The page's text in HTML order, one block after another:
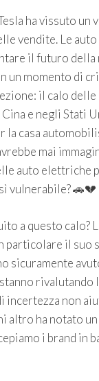
ha vissuto un
vendite. Le
il futuro
un momento di
il calo delle
e negli Stati
la casa
mai
auto elettriche
vulnerabile? 🚗💔
a questo calo?
particolare il suo
sicuramente
rivalutando
incertezza non
altro ha notato
i brand in